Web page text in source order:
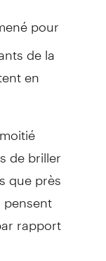
pour
de la
en
de briller
que près
rapport